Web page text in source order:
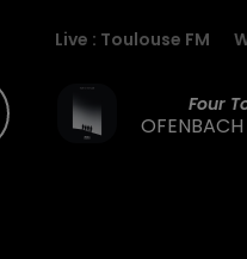
Live : Toulouse FM
Four